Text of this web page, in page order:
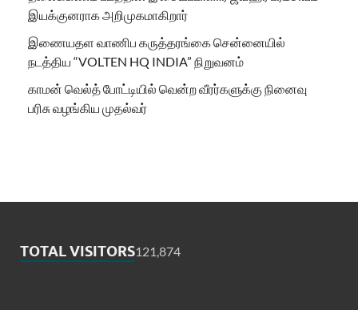
இயக்குனராக அறிமுகமாகிறார்
இணையதள வாணிப கருத்தரங்கை சென்னையில்
நடத்திய “VOLTEN HQ INDIA” நிறுவனம்
காமன் வெல்த் போட்டியில் வென்ற வீரர்களுக்கு நினைவு
பரிசு வழங்கிய முதல்வர்
TOTAL VISITORS121,874